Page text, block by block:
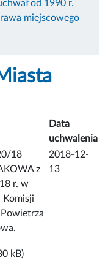
od 1990 r.
miejscowego
Data
uchwalenia
18
z
r. w
Komisji
2018-12-
13
kB)